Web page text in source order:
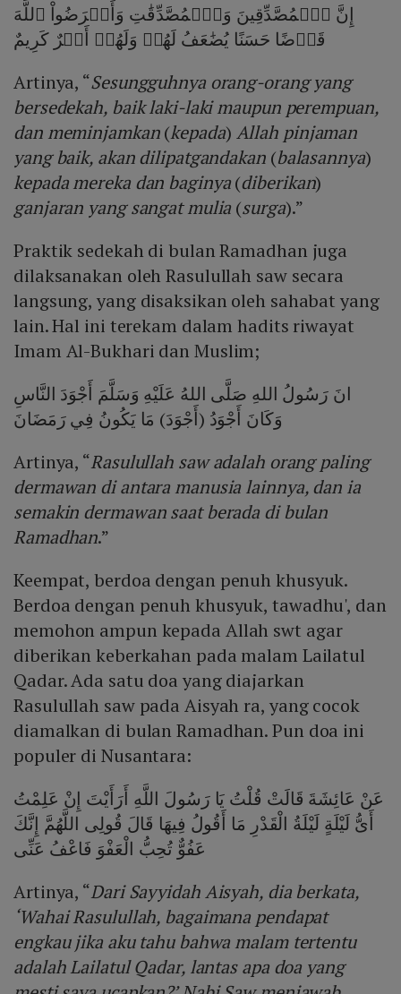
إِنَّ ٱلۡمُصَّدِّقِينَ وَٱلۡمُصَّدِّقَٰتِ وَأَقۡرَضُواْ ٱللَّهَ
قَرۡضًا حَسَنًا يُضَٰعَفُ لَهُمۡ وَلَهُمۡ أَجۡرٌ كَرِيمٌ
Artinya, “Sesungguhnya orang-orang yang
bersedekah, baik laki-laki maupun perempuan,
dan meminjamkan(kepada) Allah pinjaman
yang baik, akan dilipatgandakan(balasannya)
kepada mereka dan baginya(diberikan)
ganjaran yang sangat mulia (surga).”
Praktik sedekah di bulan Ramadhan juga
dilaksanakan oleh Rasulullah saw secara
langsung, yang disaksikan oleh sahabat yang
lain. Hal ini terekam dalam hadits riwayat
Imam Al-Bukhari dan Muslim;
انَ رَسُولُ اللهِ صَلَّى اللهُ عَلَيْهِ وَسَلَّمَ أَجْوَدَ النَّاسِ
وَكَانَ أَجْوَدُ (أَجْوَدَ) مَا يَكُونُ فِي رَمَضَانَ
Artinya, “Rasulullah saw adalah orang paling
dermawan di antara manusia lainnya, dan ia
semakin dermawan saat berada di bulan
Ramadhan.”
Keempat, berdoa dengan penuh khusyuk.
Berdoa dengan penuh khusyuk, tawadhu', dan
memohon ampun kepada Allah swt agar
diberikan keberkahan pada malam Lailatul
Qadar. Ada satu doa yang diajarkan
Rasulullah saw pada Aisyah ra, yang cocok
diamalkan di bulan Ramadhan. Pun doa ini
populer di Nusantara:
عَنْ عَائِشَةَ قَالَتْ قُلْتُ يَا رَسُولَ اللَّهِ أَرَأَيْتَ إِنْ عَلِمْتُ
أَىُّ لَيْلَةٍ لَيْلَةُ الْقَدْرِ مَا أَقُولُ فِيهَا قَالَ قُولِى اللَّهُمَّ إِنَّكَ
عَفُوٌّ تُحِبُّ الْعَفْوَ فَاعْفُ عَنِّى
Artinya, “Dari Sayyidah Aisyah, dia berkata,
‘Wahai Rasulullah, bagaimana pendapat
engkau jika aku tahu bahwa malam tertentu
adalah Lailatul Qadar, lantas apa doa yang